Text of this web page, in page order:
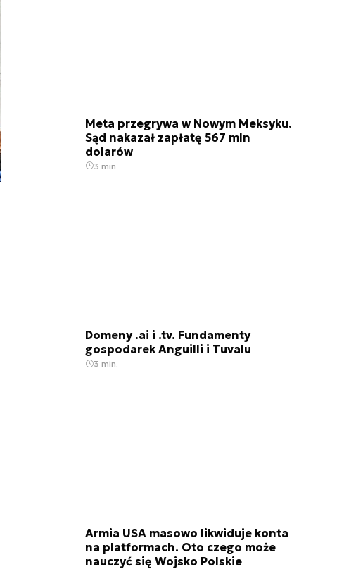
Meta przegrywa w Nowym Meksyku.
Sąd nakazał zapłatę 567 mln
dolarów
3 min.
Domeny .ai i .tv. Fundamenty
gospodarek Anguilli i Tuvalu
3 min.
Armia USA masowo likwiduje konta
na platformach. Oto czego może
nauczyć się Wojsko Polskie